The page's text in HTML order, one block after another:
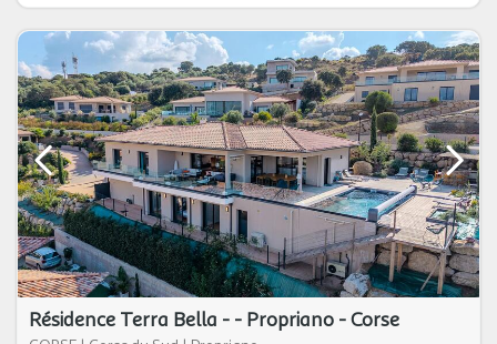
Résidence Terra Bella - - Propriano - Corse